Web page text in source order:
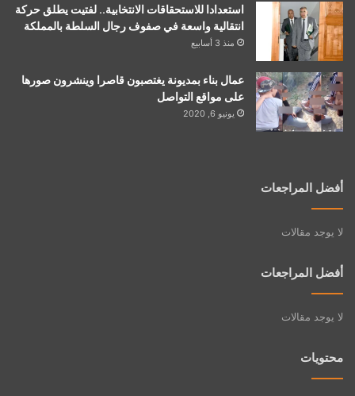
استعدادا للاستحقاقات الانتخابية.. لفتيت يطلق حركة
انتقالية واسعة في صفوف رجال السلطة بالمملكة
منذ 3 أسابيع
عمال بناء بمديونة يغتصبون قاصرا وينشرون صورها
على مواقع التواصل
يونيو 6, 2020
أفضل المراجعات
لا يوجد مقالات
أفضل المراجعات
لا يوجد مقالات
محتويات